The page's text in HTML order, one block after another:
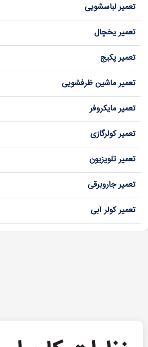
تعمیر لباسشویی
تعمیر یخچال
تعمیر پکیج
تعمیر ماشین ظرفشویی
تعمیر مایکروفر
تعمیر کولرگازی
تعمیر تلویزیون
تعمیر جاروبرقی
تعمیر کولر آبی